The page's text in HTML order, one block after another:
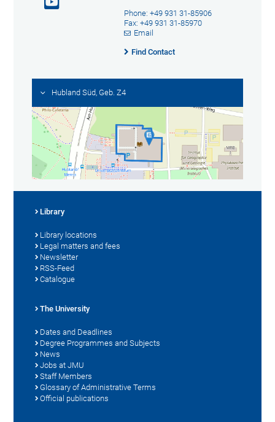
Phone: +49 931 31-85906
Fax: +49 931 31-85970
Email
Find Contact
Hubland Süd, Geb. Z4
Library
Library locations
Legal matters and fees
Newsletter
RSS-Feed
Catalogue
The University
Dates and Deadlines
Degree Programmes and Subjects
News
Jobs at JMU
Staff Members
Glossary of Administrative Terms
Official publications